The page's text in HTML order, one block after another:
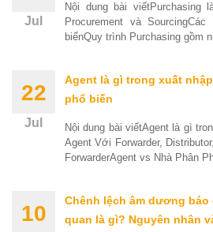
Jul
Nội dung bài viếtPurchasing
Procurement và
biếnQuy trình Purchasing gồm
22
Jul
Agent là gì trong xuất
phổ biến
Nội dung bài viếtAgent là gì
Agent Với Forwarder,
ForwarderAgent vs Nhà Phân
10
Chênh lệch âm dương báo
quan là gì? Nguyên nhân